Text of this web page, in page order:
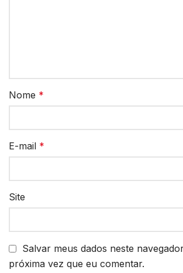
Nome *
E-mail *
Site
Salvar meus dados neste
próxima vez que eu comentar.